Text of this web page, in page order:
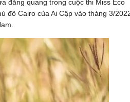
đăng quang trong cuộc thi Miss Eco
đô Cairo của Ai Cập vào tháng 3/